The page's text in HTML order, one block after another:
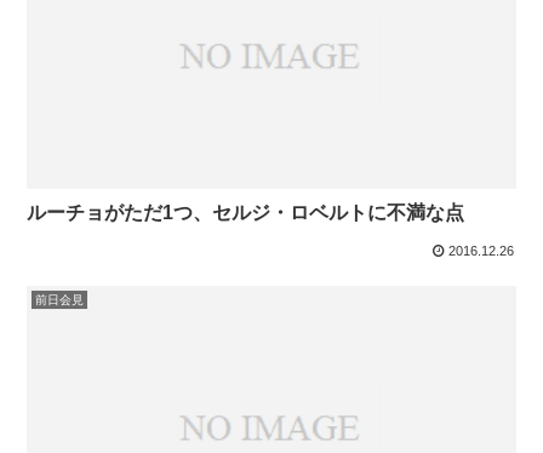
ルーチョがただ1つ、セルジ・ロベルトに不満な点
2016.12.26
前日会見